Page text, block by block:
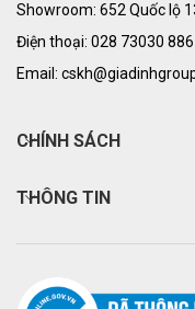
Showroom: 652 Quốc lộ
Điện thoại: 028 73030 886
Email:
CHÍNH SÁCH
THÔNG TIN